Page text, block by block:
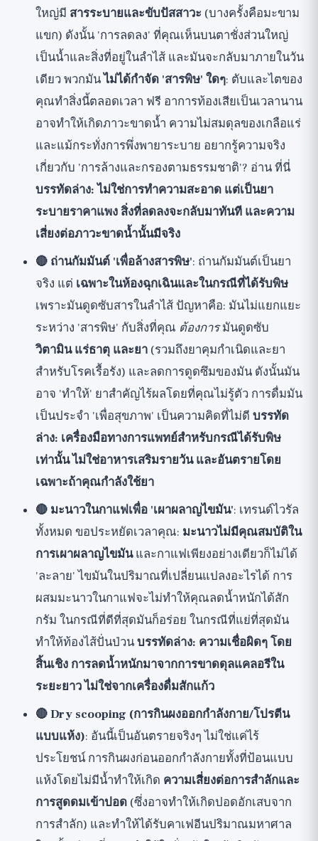
ใหญ่มี สารระบายและขับปัสสาวะ (บางครั้งคือมะขาม
แขก) ดังนั้น 'การลดลง' ที่คุณเห็นบนตาชั่งส่วนใหญ่
เป็นน้ำและสิ่งที่อยู่ในลำไส้ และมันจะกลับมาภายในวัน
เดียว พวกมันไม่ได้กำจัด 'สารพิษ' ใดๆ: ตับและไตของ
คุณทำสิ่งนี้ตลอดเวลา ฟรี อาการท้องเสียเป็นเวลานาน
อาจทำให้เกิดภาวะขาดน้ำ ความไม่สมดุลของเกลือแร่
และแม้กระทั่งการพึ่งพายาระบาย อยากรู้ความจริง
เกี่ยวกับ 'การล้างและกรองตามธรรมชาติ'? อ่านที่นี่
บรรทัดล่าง: ไม่ใช่การทำความสะอาด แต่เป็นยา
ระบายราคาแพง สิ่งที่ลดลงจะกลับมาทันที และความ
เสี่ยงต่อภาวะขาดน้ำนั้นมีจริง
🔴 ถ่านกัมมันต์ 'เพื่อล้างสารพิษ': ถ่านกัมมันต์เป็นยา
จริง แต่ เฉพาะในห้องฉุกเฉินและในกรณีที่ได้รับพิษ
เพราะมันดูดซับสารในลำไส้ ปัญหาคือ: มันไม่แยกแยะ
ระหว่าง 'สารพิษ' กับสิ่งที่คุณ ต้องการมันดูดซับ
วิตามิน แร่ธาตุ และยา (รวมถึงยาคุมกำเนิดและยา
สำหรับโรคเรื้อรัง) และลดการดูดซึมของมัน ดังนั้นมัน
อาจ 'ทำให้' ยาสำคัญไร้ผลโดยที่คุณไม่รู้ตัว การดื่มมัน
เป็นประจำ 'เพื่อสุขภาพ' เป็นความคิดที่ไม่ดี บรรทัด
ล่าง: เครื่องมือทางการแพทย์สำหรับกรณีได้รับพิษ
เท่านั้น ไม่ใช่อาหารเสริมรายวัน และอันตรายโดย
เฉพาะถ้าคุณกำลังใช้ยา
🔴 มะนาวในกาแฟเพื่อ 'เผาผลาญไขมัน': เทรนด์ไวรัล
ทั้งหมด ขอประหยัดเวลาคุณ: มะนาวไม่มีคุณสมบัติใน
การเผาผลาญไขมันและกาแฟเพียงอย่างเดียวก็ไม่ได้
'ละลาย' ไขมันในปริมาณที่เปลี่ยนแปลงอะไรได้ การ
ผสมมะนาวในกาแฟจะไม่ทำให้คุณลดน้ำหนักได้สัก
กรัม ในกรณีที่ดีที่สุดมันก็อร่อย ในกรณีที่แย่ที่สุดมัน
ทำให้ท้องไส้ปั่นป่วนบรรทัดล่าง: ความเชื่อผิดๆ โดย
สิ้นเชิง การลดน้ำหนักมาจากการขาดดุลแคลอรีใน
ระยะยาว ไม่ใช่จากเครื่องดื่มสักแก้ว
🔴 Dry scooping (การกินผงออกกำลังกาย/โปรตีน
แบบแห้ง): อันนี้เป็นอันตรายจริงๆ ไม่ใช่แค่ไร้
ประโยชน์ การกินผงก่อนออกกำลังกายทั้งที่ป้อนแบบ
แห้งโดยไม่มีน้ำทำให้เกิด ความเสี่ยงต่อการสำลักและ
การสูดดมเข้าปอด (ซึ่งอาจทำให้เกิดปอดอักเสบจาก
การสำลัก) และทำให้ได้รับคาเฟอีนปริมาณมหาศาล